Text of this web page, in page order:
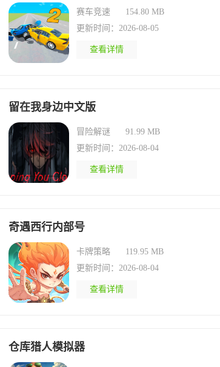
赛车竞速
154.80 MB
更新时间：2026-08-05
查看详情
留在我身边中文版
冒险解谜
91.99 MB
更新时间：2026-08-04
查看详情
奇遇西行内部号
卡牌策略
119.95 MB
更新时间：2026-08-04
查看详情
仓库猎人模拟器